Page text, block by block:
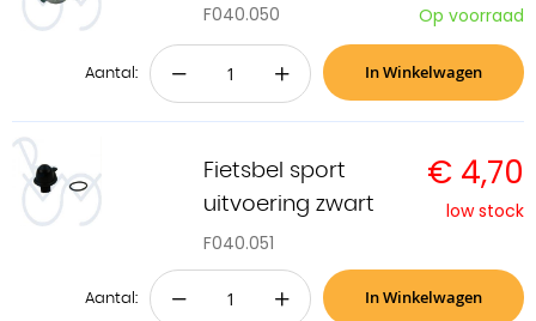
F040.050 Op voorraad
Aantal: − + In Winkelwagen
Fietsbel sport
uitvoering zwart
F040.051
€ 4,70
low stock
Aantal: − + In Winkelwagen